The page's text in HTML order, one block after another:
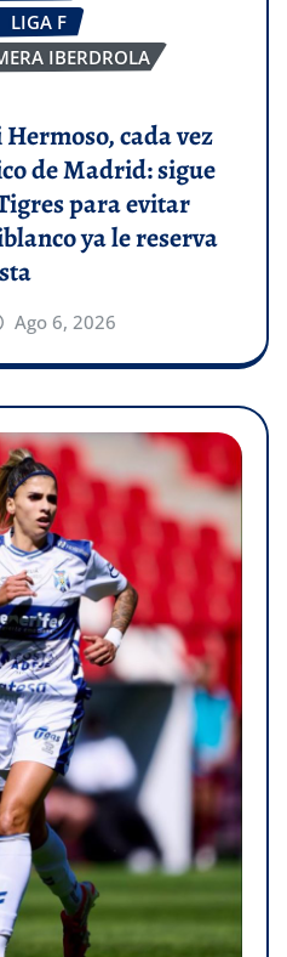
LIGA F
IBERDROLA
cada vez
de Madrid: sigue
para evitar
ya le reserva
Ago 6, 2026